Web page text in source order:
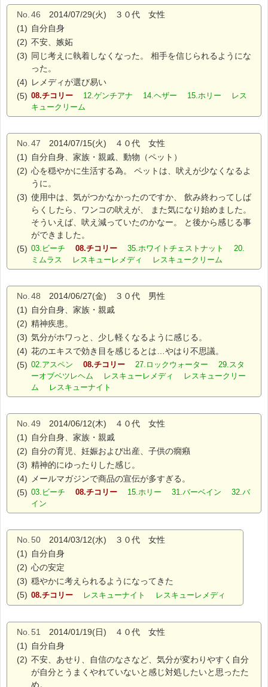
No. 46 2014/07/29(火) ３０代 女性
(1) 自分自身
(2) 不安、嫉妬
(3) 同じ考えに執着しなくなった。 相手を信じられるようにな
った。
(4) レメディが選び易い
(5) 08.チコリー
12.ゲンチアナ 14.ヘザー 15.ホリー レス
キュークリーム
No. 47 2014/07/15(火) ４０代 女性
(1) 自分自身、家族・親戚、動物（ペット）
(2) 心を穏やかに生活する為。 ペットは、吠えが少なくなるよ
うに。
(3) 使用中は、気がつかなかったのですか、 飲み終わってしば
らくしたら、ワンコの吠えが、 また気になり始めました。
そういえば、吠え減っていたのかなー。 と後から感じる事
ができました。
(5) 03.ビーチ 08.チコリー
35.ホワイトチェストナット 20.
ミムラス レスキューレメディ レスキュークリーム
No. 48 2014/06/27(金) ３０代 男性
(1) 自分自身、家族・親戚
(2) 精神疾患。
(3) 気分がホワっと、少し軽くなるように感じる。
(4) 花のエキスで効き目を感じるとは…やはり不思議。
(5) 02.アスペン 08.チコリー
27.ロックウォーター 29.スタ
ーオブベツレヘム レスキューレメディ レスキュークリー
ム レスキューナイト
No. 49 2014/06/12(木) ４０代 女性
(1) 自分自身、家族・親戚
(2) 自分の育児、妊娠および出産、子供の癇癪
(3) 精神的にゆったりした感じ。
(4)
メールマガジンで商品の宣伝が多すぎる。
(5) 03.ビーチ 08.チコリー
15.ホリー 31.バーベイン 32.バ
イン
No. 50 2014/03/12(水) ３０代 女性
(1) 自分自身
(2) 心の安定
(3) 穏やかに考えられるようになってきた
(5) 08.チコリー レスキューナイト レスキューレメディ
No. 51
2014/01/19(日) ４０代 女性
(1) 自分自身
(2) 不安、あせり、自信のなさなど、気分が変わりやすく自分
が自分とうまくやれていないと感じ対処したいと思ったた
め。